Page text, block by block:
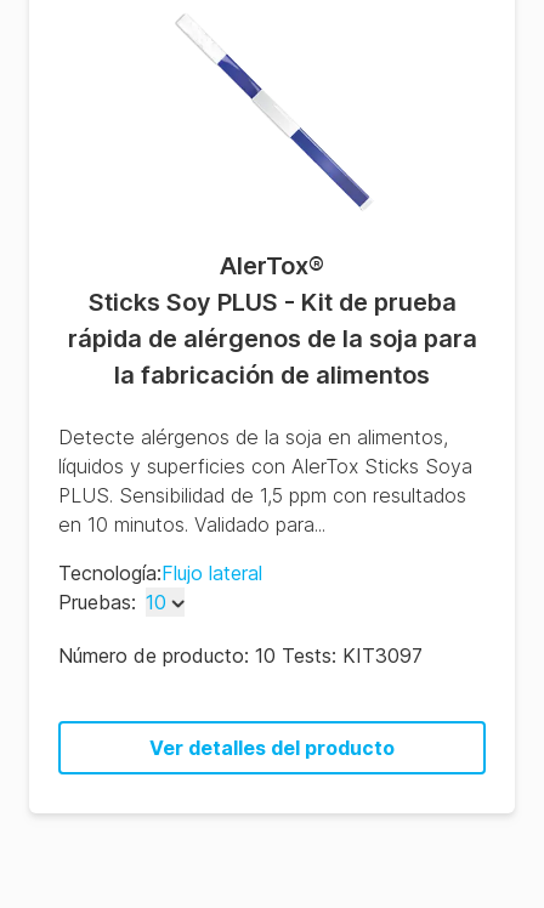
AlerTox®
Sticks Soy PLUS - Kit de prueba
rápida de alérgenos de la soja para
la fabricación de alimentos
Detecte alérgenos de la soja en alimentos,
líquidos y superficies con AlerTox Sticks Soya
PLUS. Sensibilidad de 1,5 ppm con resultados
en 10 minutos. Validado para...
Tecnología:Flujo lateral
Pruebas: 10
25
Número de producto: 10 Tests: KIT3097
Ver detalles del producto